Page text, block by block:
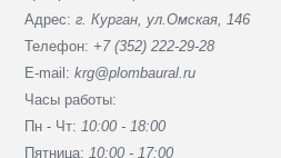
Адрес:г. Курган, ул.Омская, 146
Телефон: +7 (352) 222-29-28
E-mail:krg@plombaural.ru
Часы работы:
Пн - Чт:10:00 - 18:00
Пятница:10:00 - 17:00